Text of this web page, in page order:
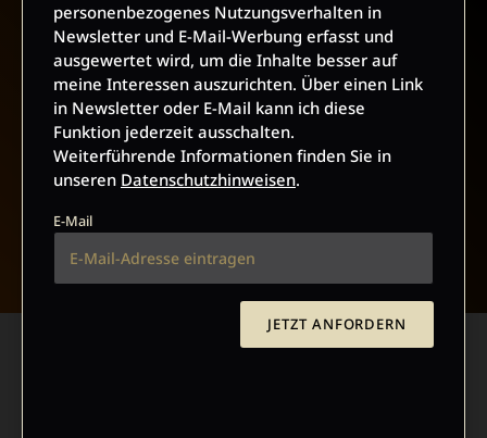
personenbezogenes Nutzungsverhalten in
Newsletter und E-Mail-Werbung erfasst und
ausgewertet wird, um die Inhalte besser auf
meine Interessen auszurichten. Über einen Link
in Newsletter oder E-Mail kann ich diese
Funktion jederzeit ausschalten.
Weiterführende Informationen finden Sie in
unseren Datenschutzhinweisen.
E-Mail
JETZT ANFORDERN